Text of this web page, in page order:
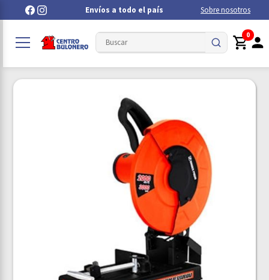
Envíos a todo el país Sobre nosotros
0